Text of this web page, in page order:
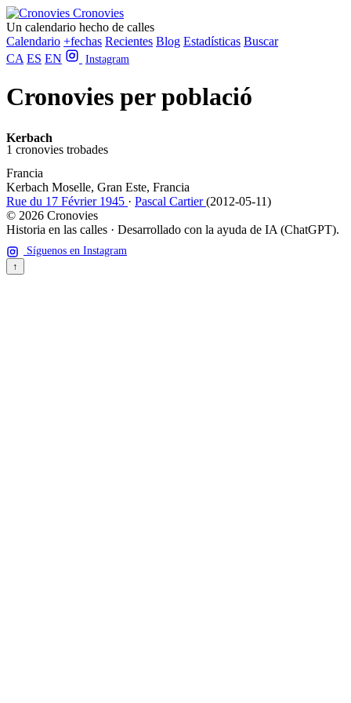
Cronovies
Un calendario hecho de calles
Calendario +fechas Recientes Blog Estadísticas Buscar
CA ES EN Instagram
Cronovies per població
Kerbach
1 cronovies trobades
Francia
Kerbach Moselle, Gran Este, Francia
Rue du 17 Février 1945 · Pascal Cartier(2012-05-11)
© 2026 Cronovies
Historia en las calles · Desarrollado con la ayuda de IA (ChatGPT).
Síguenos en Instagram
↑